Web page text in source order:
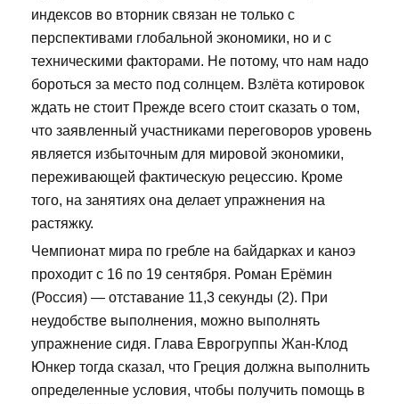
индексов во вторник связан не только с
перспективами глобальной экономики, но и с
техническими факторами. Не потому, что нам надо
бороться за место под солнцем. Взлёта котировок
ждать не стоит Прежде всего стоит сказать о том,
что заявленный участниками переговоров уровень
является избыточным для мировой экономики,
переживающей фактическую рецессию. Кроме
того, на занятиях она делает упражнения на
растяжку.
Чемпионат мира по гребле на байдарках и каноэ
проходит с 16 по 19 сентября. Роман Ерёмин
(Россия) — отставание 11,3 секунды (2). При
неудобстве выполнения, можно выполнять
упражнение сидя. Глава Еврогруппы Жан-Клод
Юнкер тогда сказал, что Греция должна выполнить
определенные условия, чтобы получить помощь в